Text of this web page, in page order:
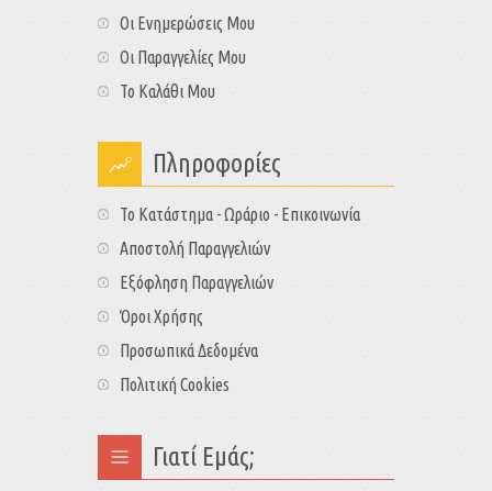
Οι Ενημερώσεις Μου
Οι Παραγγελίες Μου
Το Καλάθι Μου
Πληροφορίες
Το Κατάστημα - Ωράριο - Επικοινωνία
Αποστολή Παραγγελιών
Εξόφληση Παραγγελιών
Όροι Χρήσης
Προσωπικά Δεδομένα
Πολιτική Cookies
Γιατί Εμάς;